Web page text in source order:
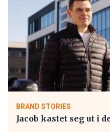
BRAND STORIES
Jacob kastet seg ut i